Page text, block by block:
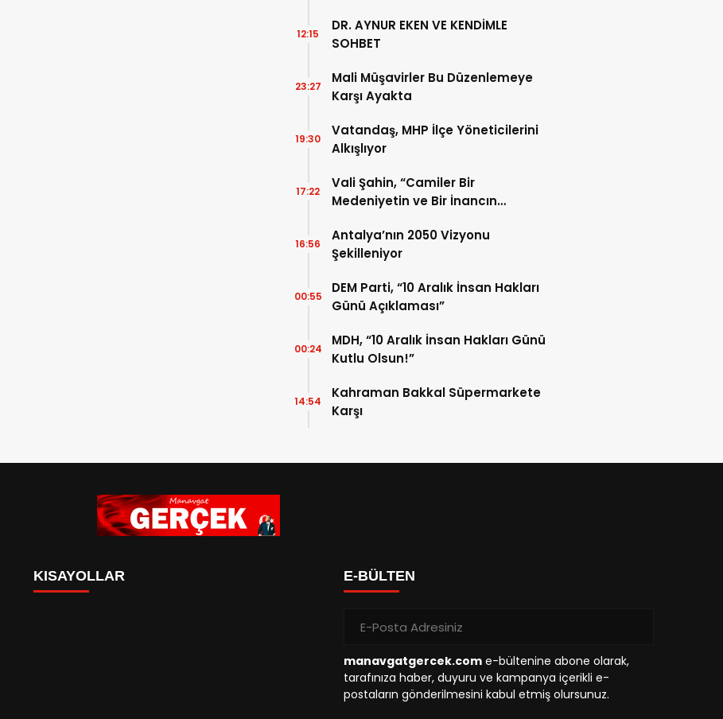
DR. AYNUR EKEN VE KENDİMLE
SOHBET
12:15
Mali Müşavirler Bu Düzenlemeye
Karşı Ayakta
23:27
Vatandaş, MHP İlçe Yöneticilerini
Alkışlıyor
19:30
Vali Şahin, “Camiler Bir
Medeniyetin ve Bir İnancın
17:22
Antalya’nın 2050 Vizyonu
Şekilleniyor
16:56
DEM Parti, “10 Aralık İnsan Hakları
Günü Açıklaması”
00:55
MDH, “10 Aralık İnsan Hakları Günü
Kutlu Olsun!”
00:24
Kahraman Bakkal Süpermarkete
Karşı
14:54
KISAYOLLAR E-BÜLTEN
manavgatgercek.com e-bültenine abone olarak,
tarafınıza haber, duyuru ve kampanya içerikli e-
postaların gönderilmesini kabul etmiş olursunuz.